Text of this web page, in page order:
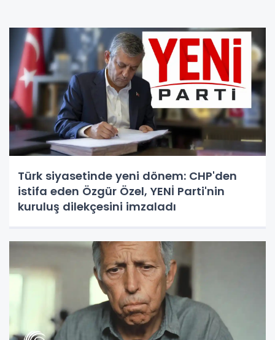
Türk siyasetinde yeni dönem: CHP'den
istifa eden Özgür Özel, YENİ Parti'nin
kuruluş dilekçesini imzaladı